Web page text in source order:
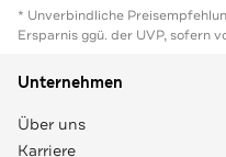
* Unverbindliche
Ersparnis ggü. der UVP, sofern
Unternehmen
Über uns
Karriere